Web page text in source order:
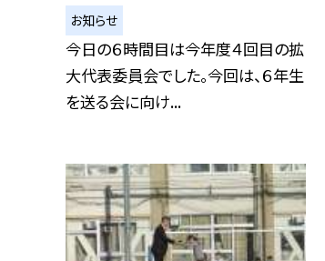
お知らせ
今日の６時間目は今年度４回目の拡
大代表委員会でした。今回は、６年生
を送る会に向け...